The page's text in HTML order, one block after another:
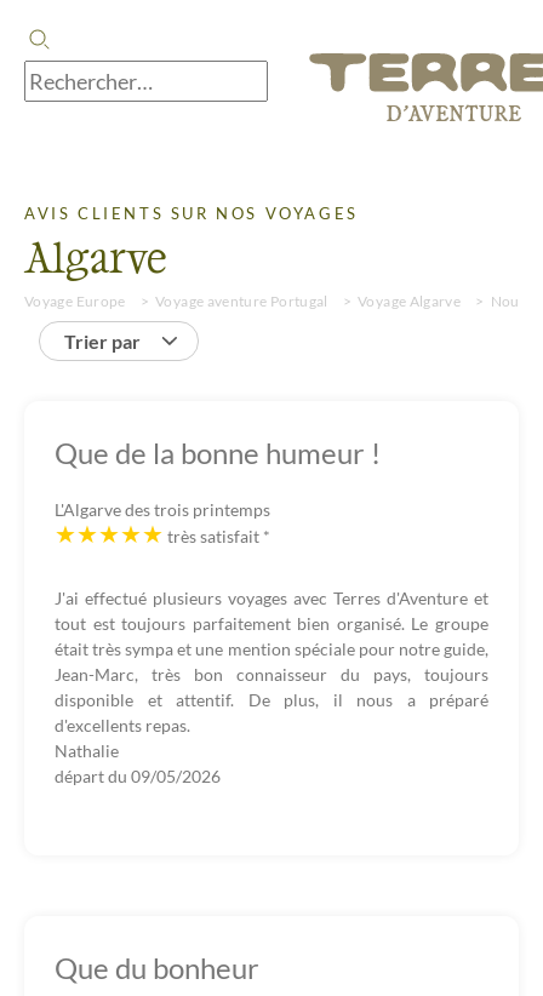
AVIS CLIENTS SUR NOS VOYAGES
Algarve
Voyage Europe Voyage aventure Portugal Voyage Algarve
Trier par
Que de la bonne humeur !
L'Algarve des trois printemps
très satisfait *
J'ai effectué plusieurs voyages avec Terres d'Aventure et
tout est toujours parfaitement bien organisé. Le groupe
était très sympa et une mention spéciale pour notre guide,
Jean-Marc, très bon connaisseur du pays, toujours
disponible et attentif. De plus, il nous a préparé
d'excellents repas.
Nathalie
départ du 09/05/2026
Que du bonheur